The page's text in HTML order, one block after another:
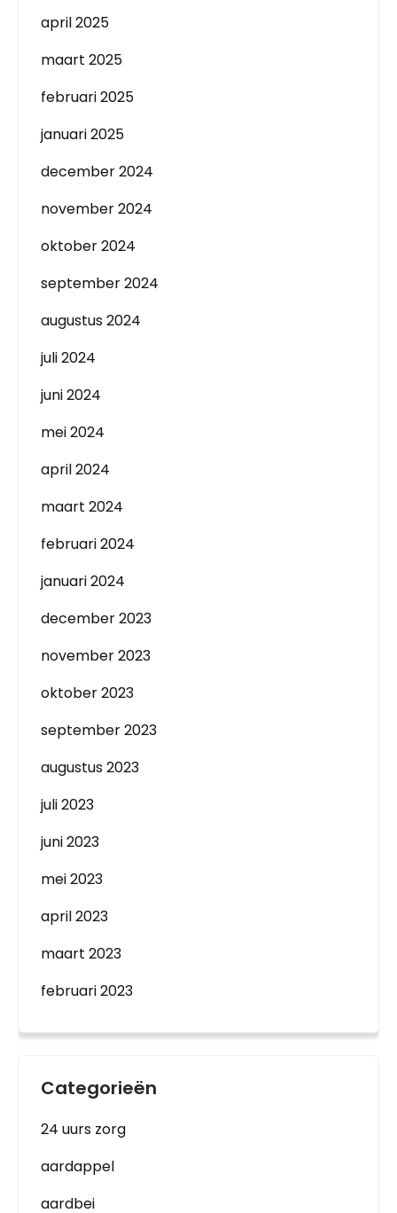
april 2025
maart 2025
februari 2025
januari 2025
december 2024
november 2024
oktober 2024
september 2024
augustus 2024
juli 2024
juni 2024
mei 2024
april 2024
maart 2024
februari 2024
januari 2024
december 2023
november 2023
oktober 2023
september 2023
augustus 2023
juli 2023
juni 2023
mei 2023
april 2023
maart 2023
februari 2023
Categorieën
24 uurs zorg
aardappel
aardbei